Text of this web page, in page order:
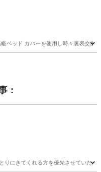
ベッド カバーを使用し時々裏表交
：
りにきてくれる方を優先させていた